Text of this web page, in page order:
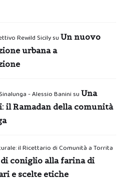
Rewild Sicilysu Un nuovo
urbana a
- Alessio Banini su Una
il Ramadan della comunità
il Ricettario di Comunità a Torrita
coniglio alla farina di
e scelte etiche